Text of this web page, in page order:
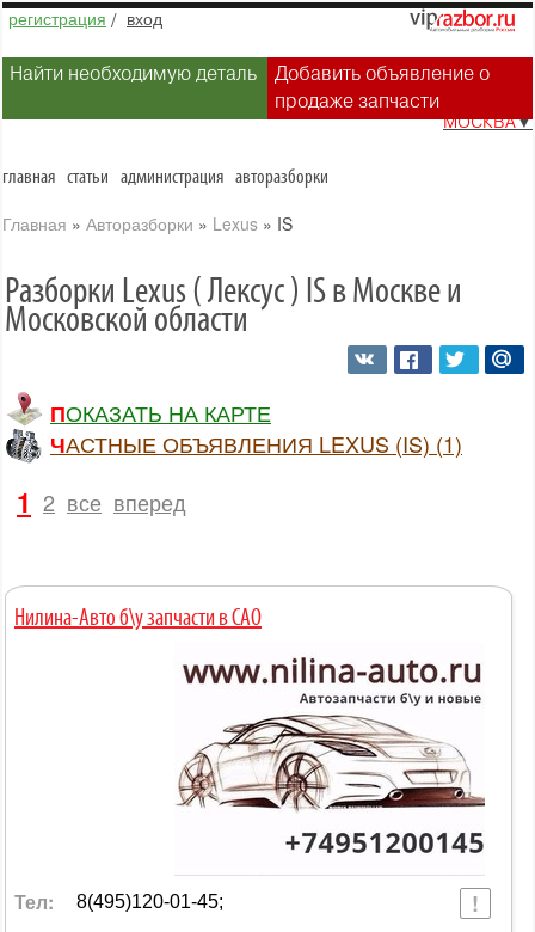
регистрация / вход
Найти необходимую деталь
Добавить объявление о
продаже запчасти
МОСКВА▼
главная статьи администрация авторазборки
Главная » Авторазборки » Lexus » IS
Разборки Lexus ( Лексус ) IS в Москве и
Московской области
ПОКАЗАТЬ НА КАРТЕ
ЧАСТНЫЕ ОБЪЯВЛЕНИЯ LEXUS (IS) (1)
1 2 все вперед
Нилина-Авто б\у запчасти в САО
Тел: 8(495)120-01-45;